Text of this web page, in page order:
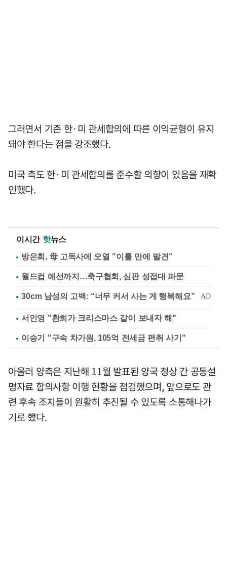
그러면서 기존 한·미 관세합의에 따른 이익균형이 유지
돼야 한다는 점을 강조했다.
미국 측도 한·미 관세합의를 준수할 의향이 있음을 재확
인했다.
이시간 핫뉴스
방은희, 母 고독사에 오열 "이틀 만에 발견"
월드컵 예선까지…축구협회, 심판 성접대 파문
서인영 "환희가 크리스마스 같이 보내자 해"
이승기 "구속 차가원, 105억 전세금 편취 사기"
아울러 양측은 지난해 11월 발표된 양국 정상 간 공동설
명자료 합의사항 이행 현황을 점검했으며, 앞으로도 관
련 후속 조치들이 원활히 추진될 수 있도록 소통해나가
기로 했다.